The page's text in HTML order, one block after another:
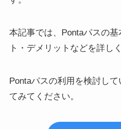
本記事では、Pontaパスの
ト・デメリットなどを詳し
Pontaパスの利用を検討し
てみてください。